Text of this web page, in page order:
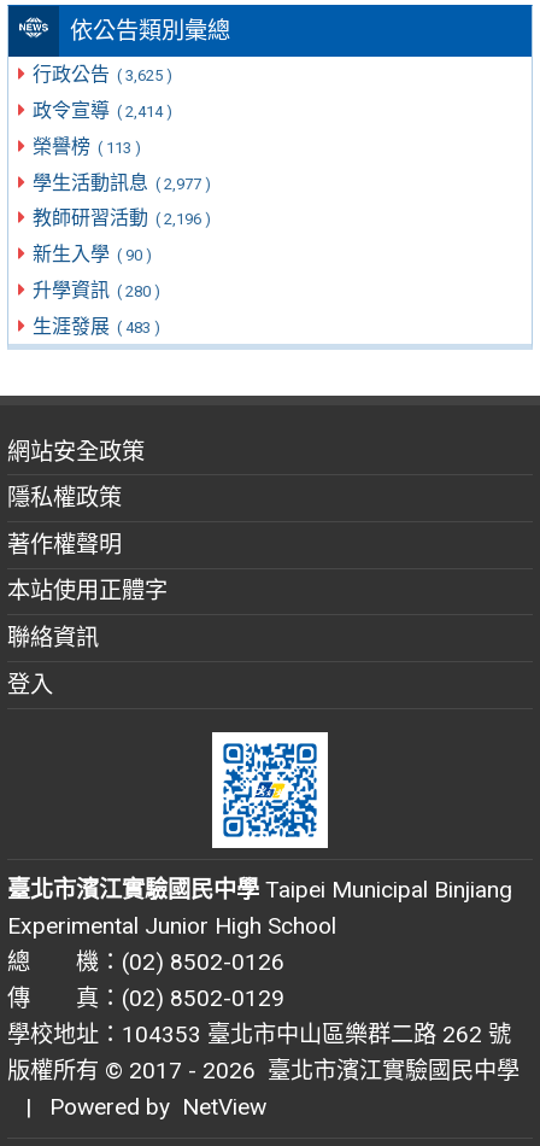
依公告類別彙總
行政公告 ( 3,625 )
政令宣導 ( 2,414 )
榮譽榜 ( 113 )
學生活動訊息 ( 2,977 )
教師研習活動 ( 2,196 )
新生入學 ( 90 )
升學資訊 ( 280 )
生涯發展 ( 483 )
網站安全政策
隱私權政策
著作權聲明
本站使用正體字
聯絡資訊
登入
臺北市濱江實驗國民中學 Taipei Municipal Binjiang
Experimental Junior High School
總 機：(02) 8502-0126
傳 真：(02) 8502-0129
學校地址：104353 臺北市中山區樂群二路 262 號
版權所有 © 2017 - 2026 臺北市濱江實驗國民中學
| Powered by NetView